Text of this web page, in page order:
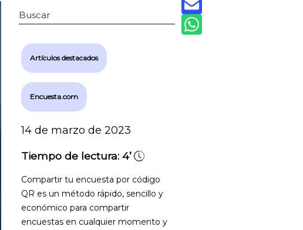
Buscar
Artículos destacados
Encuesta.com
14 de marzo de 2023
Tiempo de lectura:4’
Compartir tu encuesta por código
QR es un método rápido, sencillo y
económico para compartir
encuestas en cualquier momento y